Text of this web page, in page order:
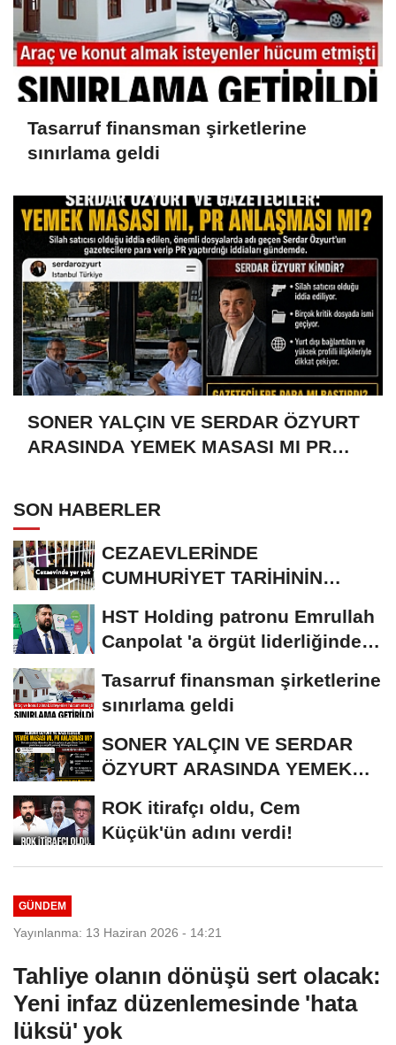
Tasarruf finansman şirketlerine
sınırlama geldi
SONER YALÇIN VE SERDAR ÖZYURT
ARASINDA YEMEK MASASI MI PR
SON HABERLER
CEZAEVLERİNDE
CUMHURİYET TARİHİNİN
KİŞİ...
HST Holding patronu Emrullah
Canpolat 'a örgüt liderliğinden
Tasarruf finansman şirketlerine
sınırlama geldi
SONER YALÇIN VE SERDAR
ÖZYURT ARASINDA YEMEK
ROK itirafçı oldu, Cem
Küçük'ün adını verdi!
GÜNDEM
Yayınlanma: 13 Haziran 2026 - 14:21
Tahliye olanın dönüşü sert olacak:
Yeni infaz düzenlemesinde 'hata
lüksü' yok